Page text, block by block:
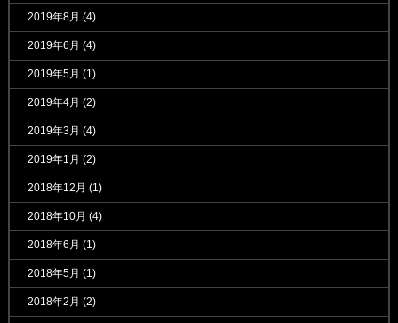
2019年8月 (4)
2019年6月 (4)
2019年5月 (1)
2019年4月 (2)
2019年3月 (4)
2019年1月 (2)
2018年12月 (1)
2018年10月 (4)
2018年6月 (1)
2018年5月 (1)
2018年2月 (2)